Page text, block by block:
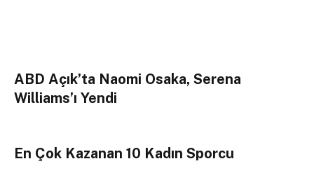
ABD Açık’ta Naomi Osaka, Serena
Williams’ı Yendi
En Çok Kazanan 10 Kadın Sporcu